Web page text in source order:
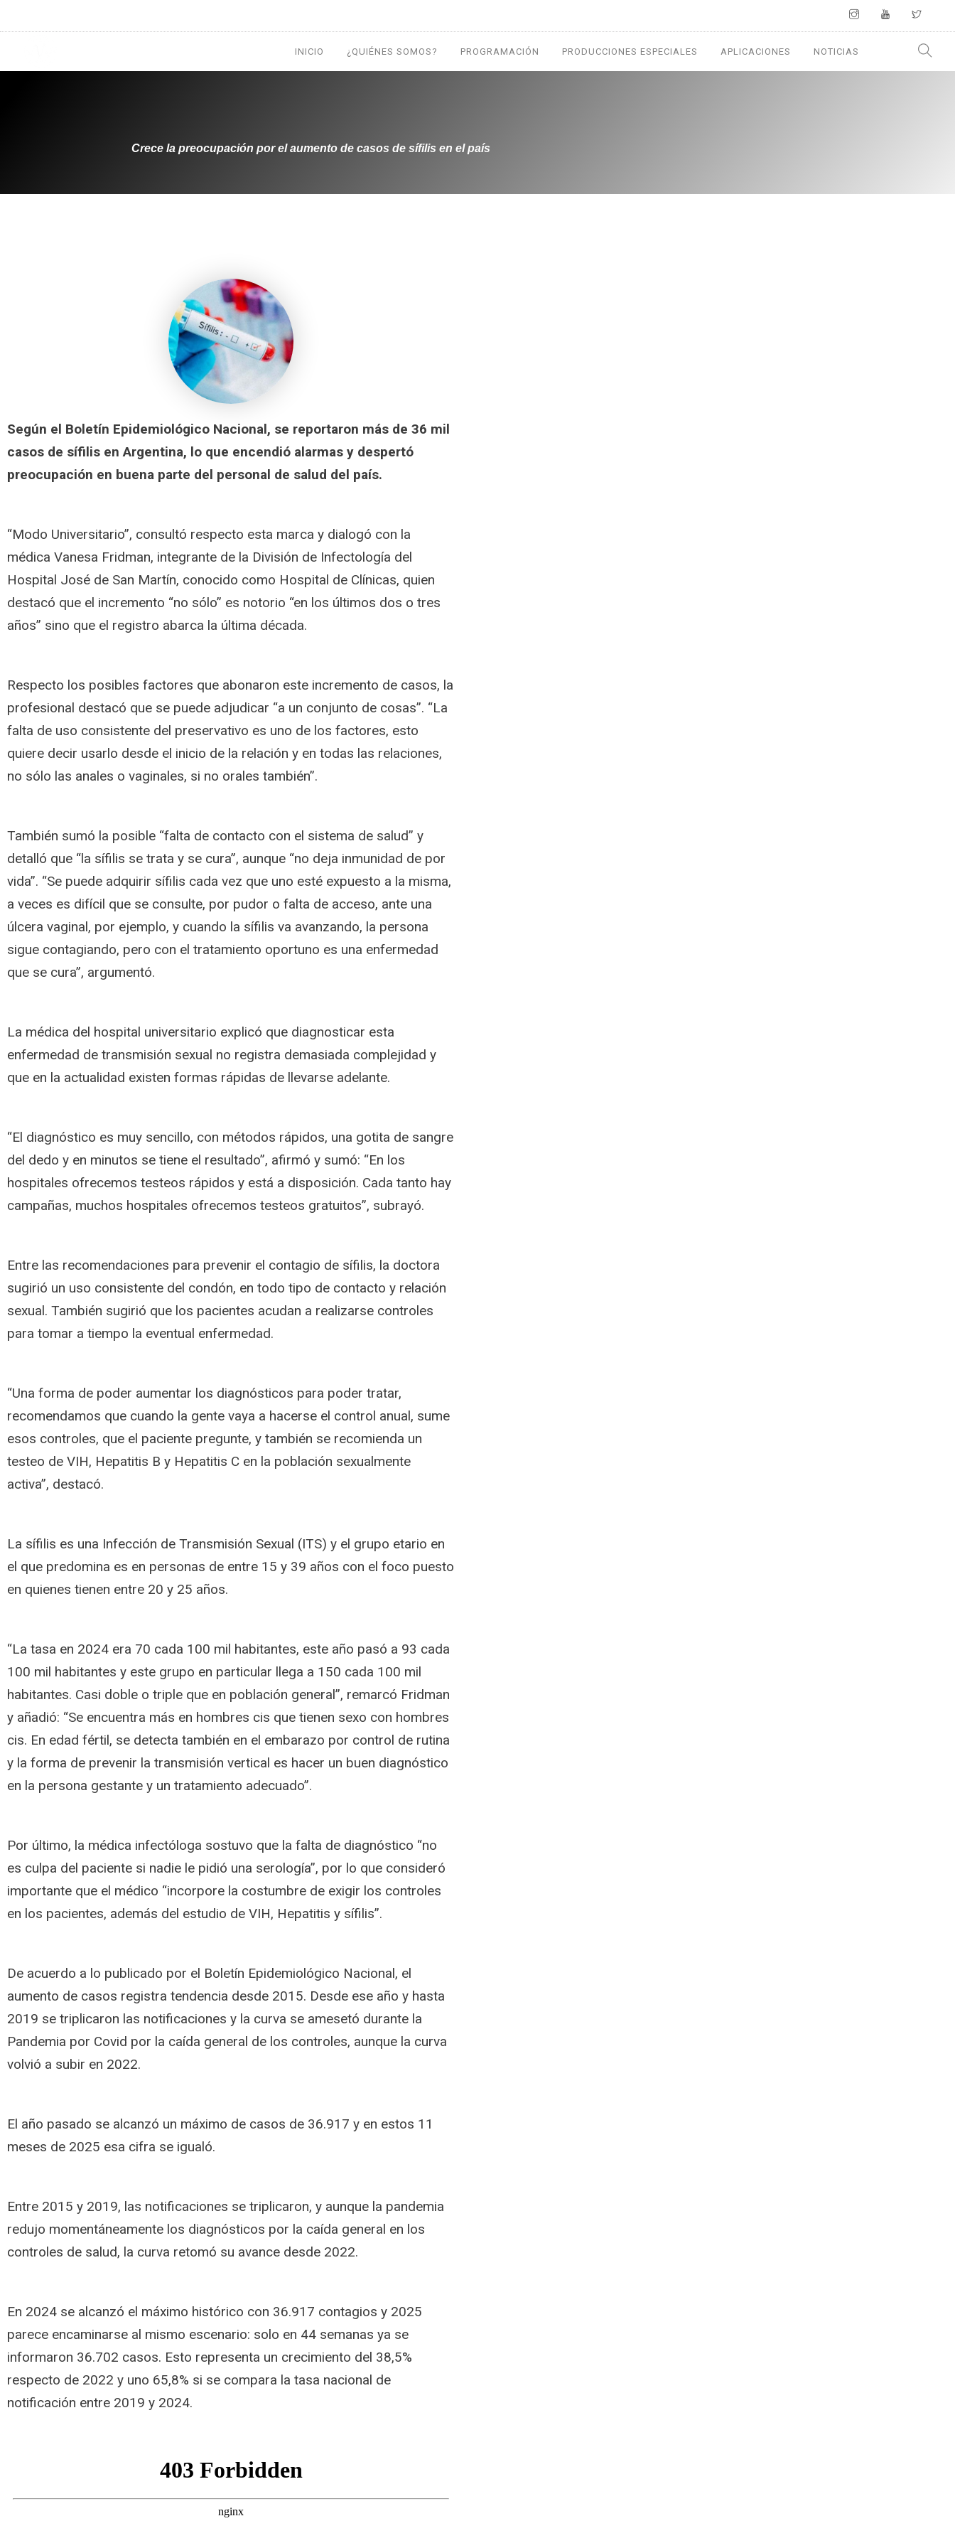
INICIO ¿QUIÉNES SOMOS? PROGRAMACIÓN PRODUCCIONES ESPECIALES APLICACIONES NOTICIAS
Crece la preocupación por el aumento de casos de sífilis en el país
Según el Boletín Epidemiológico Nacional, se reportaron más de 36 mil
casos de sífilis en Argentina, lo que encendió alarmas y despertó
preocupación en buena parte del personal de salud del país.
“Modo Universitario”, consultó respecto esta marca y dialogó con la
médica Vanesa Fridman, integrante de la División de Infectología del
Hospital José de San Martín, conocido como Hospital de Clínicas, quien
destacó que el incremento “no sólo” es notorio “en los últimos dos o tres
años” sino que el registro abarca la última década.
Respecto los posibles factores que abonaron este incremento de casos, la
profesional destacó que se puede adjudicar “a un conjunto de cosas”. “La
falta de uso consistente del preservativo es uno de los factores, esto
quiere decir usarlo desde el inicio de la relación y en todas las relaciones,
no sólo las anales o vaginales, si no orales también”.
También sumó la posible “falta de contacto con el sistema de salud” y
detalló que “la sífilis se trata y se cura”, aunque “no deja inmunidad de por
vida”. “Se puede adquirir sífilis cada vez que uno esté expuesto a la misma,
a veces es difícil que se consulte, por pudor o falta de acceso, ante una
úlcera vaginal, por ejemplo, y cuando la sífilis va avanzando, la persona
sigue contagiando, pero con el tratamiento oportuno es una enfermedad
que se cura”, argumentó.
La médica del hospital universitario explicó que diagnosticar esta
enfermedad de transmisión sexual no registra demasiada complejidad y
que en la actualidad existen formas rápidas de llevarse adelante.
“El diagnóstico es muy sencillo, con métodos rápidos, una gotita de sangre
del dedo y en minutos se tiene el resultado”, afirmó y sumó: “En los
hospitales ofrecemos testeos rápidos y está a disposición. Cada tanto hay
campañas, muchos hospitales ofrecemos testeos gratuitos”, subrayó.
Entre las recomendaciones para prevenir el contagio de sífilis, la doctora
sugirió un uso consistente del condón, en todo tipo de contacto y relación
sexual. También sugirió que los pacientes acudan a realizarse controles
para tomar a tiempo la eventual enfermedad.
“Una forma de poder aumentar los diagnósticos para poder tratar,
recomendamos que cuando la gente vaya a hacerse el control anual, sume
esos controles, que el paciente pregunte, y también se recomienda un
testeo de VIH, Hepatitis B y Hepatitis C en la población sexualmente
activa”, destacó.
La sífilis es una Infección de Transmisión Sexual (ITS) y el grupo etario en
el que predomina es en personas de entre 15 y 39 años con el foco puesto
en quienes tienen entre 20 y 25 años.
“La tasa en 2024 era 70 cada 100 mil habitantes, este año pasó a 93 cada
100 mil habitantes y este grupo en particular llega a 150 cada 100 mil
habitantes. Casi doble o triple que en población general”, remarcó Fridman
y añadió: “Se encuentra más en hombres cis que tienen sexo con hombres
cis. En edad fértil, se detecta también en el embarazo por control de rutina
y la forma de prevenir la transmisión vertical es hacer un buen diagnóstico
en la persona gestante y un tratamiento adecuado”.
Por último, la médica infectóloga sostuvo que la falta de diagnóstico “no
es culpa del paciente si nadie le pidió una serología”, por lo que consideró
importante que el médico “incorpore la costumbre de exigir los controles
en los pacientes, además del estudio de VIH, Hepatitis y sífilis”.
De acuerdo a lo publicado por el Boletín Epidemiológico Nacional, el
aumento de casos registra tendencia desde 2015. Desde ese año y hasta
2019 se triplicaron las notificaciones y la curva se amesetó durante la
Pandemia por Covid por la caída general de los controles, aunque la curva
volvió a subir en 2022.
El año pasado se alcanzó un máximo de casos de 36.917 y en estos 11
meses de 2025 esa cifra se igualó.
Entre 2015 y 2019, las notificaciones se triplicaron, y aunque la pandemia
redujo momentáneamente los diagnósticos por la caída general en los
controles de salud, la curva retomó su avance desde 2022.
En 2024 se alcanzó el máximo histórico con 36.917 contagios y 2025
parece encaminarse al mismo escenario: solo en 44 semanas ya se
informaron 36.702 casos. Esto representa un crecimiento del 38,5%
respecto de 2022 y uno 65,8% si se compara la tasa nacional de
notificación entre 2019 y 2024.